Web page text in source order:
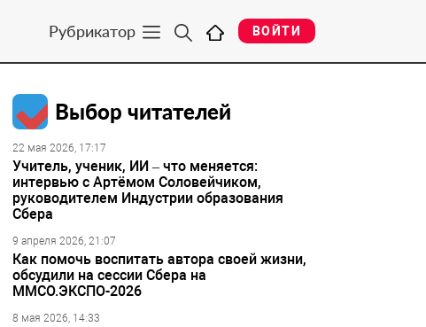
Рубрикатор ВОЙТИ
Выбор читателей
22 мая 2026, 17:17
Учитель, ученик, ИИ – что меняется:
интервью с Артёмом Соловейчиком,
руководителем Индустрии образования
Сбера
9 апреля 2026, 21:07
Как помочь воспитать автора своей жизни,
обсудили на сессии Сбера на
ММСО.ЭКСПО-2026
8 мая 2026, 14:33